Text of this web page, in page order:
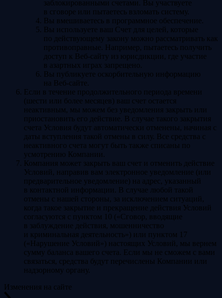
заблокированными счетами. Вы участвуете
в сговоре или пытаетесь взломать систему.
Вы вмешиваетесь в программное обеспечение.
Вы используете ваш Счет для целей, которые
по действующему закону можно рассматривать как
противоправные. Например, пытаетесь получить
доступ к Веб-сайту из юрисдикции, где участие
в азартных играх запрещено.
Вы публикуете оскорбительную информацию
на Веб-сайте.
Если в течение продолжительного периода времени
(шести или более месяцев) ваш счет остается
неактивным, мы можем без уведомления закрыть или
приостановить его действие. В случае такого закрытия
счета Условия будут автоматически отменены, начиная с
даты вступления такой отмены в силу. Все средства с
неактивного счета могут быть также списаны по
усмотрению Компании.
Компания может закрыть ваш счет и отменить действие
Условий, направив вам электронное уведомление (или
предварительное уведомление) на адрес, указанный
в контактной информации. В случае любой такой
отмены с нашей стороны, за исключением ситуаций,
когда такое закрытие и прекращение действия Условий
согласуются с пунктом 10 («Сговор, вводящие
в заблуждение действия, мошенничество
и криминальная деятельность») или пунктом 17
(«Нарушение Условий») настоящих Условий, мы вернем
сумму баланса вашего счета. Если мы не сможем с вами
связаться, средства будут перечислены Компании или
надзорному органу.
Изменения на сайте